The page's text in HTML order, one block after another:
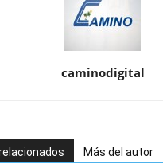
caminodigital
Más del autor